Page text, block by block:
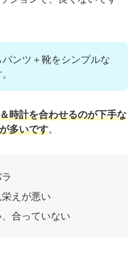
ンツ＋靴をシンプルな
時計を合わせるのが下手な
多いです。
えが悪い
合っていない